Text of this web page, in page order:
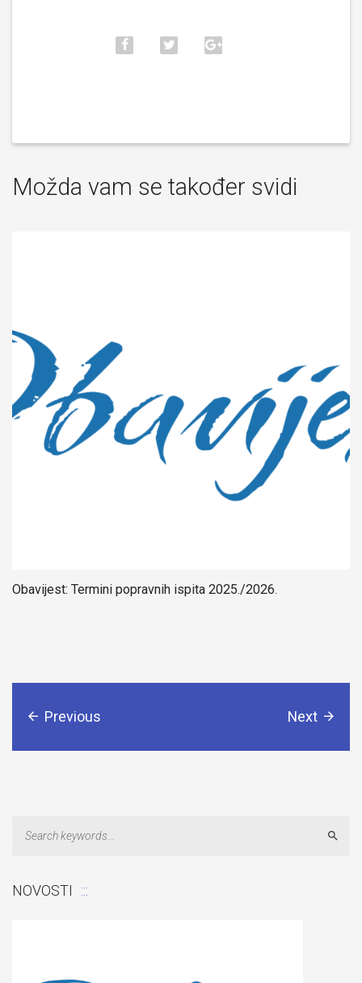
Možda vam se također svidi
Obavijest: Termini popravnih ispita 2025./2026.
Previous Next
NOVOSTI